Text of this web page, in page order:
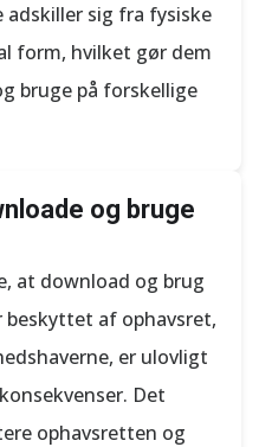
sig fra fysiske
form, hvilket gør dem
bruge på forskellige
og bruge
at download og brug
beskyttet af ophavsret,
er ulovligt
Det
ophavsretten og